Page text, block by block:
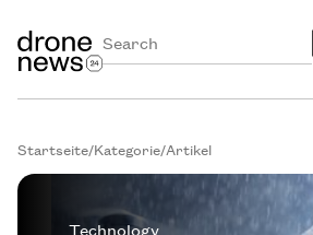
Startseite/Kategorie/Artikel
Technology